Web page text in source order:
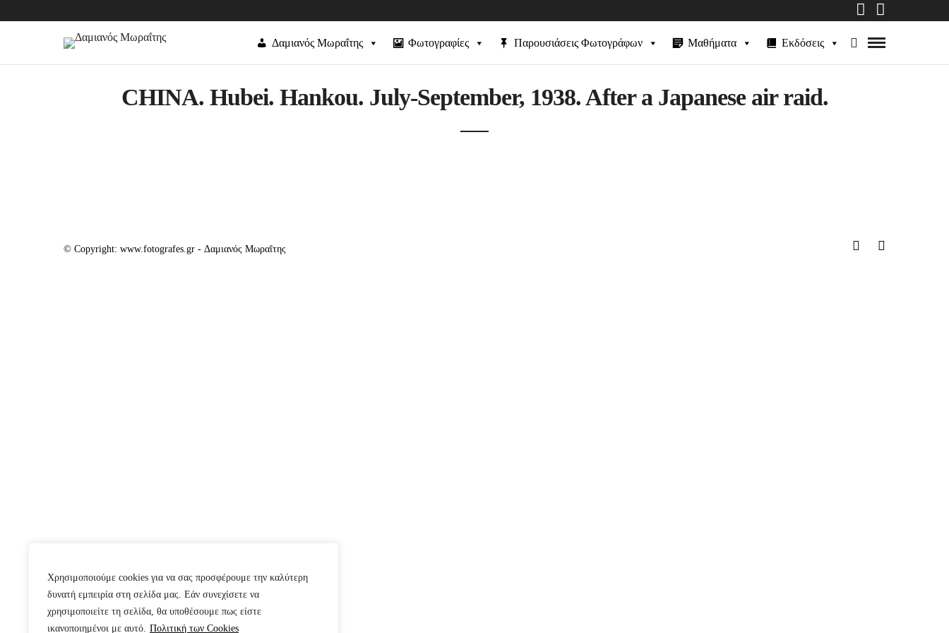
Χρησιμοποιούμε cookies για να σας προσφέρουμε την καλύτερη
δυνατή εμπειρία στη σελίδα μας. Εάν συνεχίσετε να
χρησιμοποιείτε τη σελίδα, θα υποθέσουμε πως είστε
ικανοποιημένοι με αυτό. Πολιτική των Cookies
Δαμιανός Μωραΐτης Φωτογραφίες Παρουσιάσεις Φωτογράφων Μαθήματα Εκδόσεις
CHINA. Hubei. Hankou. July-September, 1938. After a Japanese air raid.
© Copyright: www.fotografes.gr - Δαμιανός Μωραΐτης